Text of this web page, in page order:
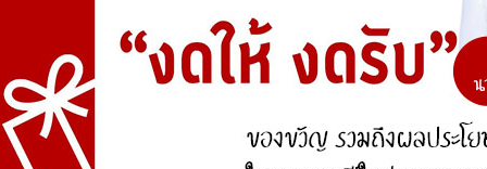
สำนักงานคณะกรรมการป้องกันและปราบปรามการ
ทุจริตในภาครัฐ
การจัดการความรู้ (KM)